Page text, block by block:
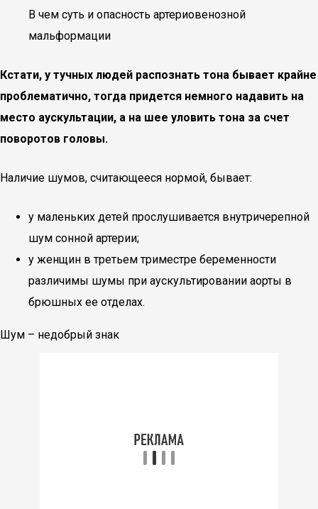
В чем суть и опасность артериовенозной
мальформации
Кстати, у тучных людей распознать тона бывает крайне
проблематично, тогда придется немного надавить на
место аускультации, а на шее уловить тона за счет
поворотов головы.
Наличие шумов, считающееся нормой, бывает:
у маленьких детей прослушивается внутричерепной
шум сонной артерии;
у женщин в третьем триместре беременности
различимы шумы при аускультировании аорты в
брюшных ее отделах.
Шум – недобрый знак